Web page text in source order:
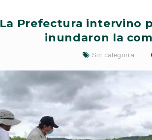
La Prefectura intervino
inundaron la
Sin categoría